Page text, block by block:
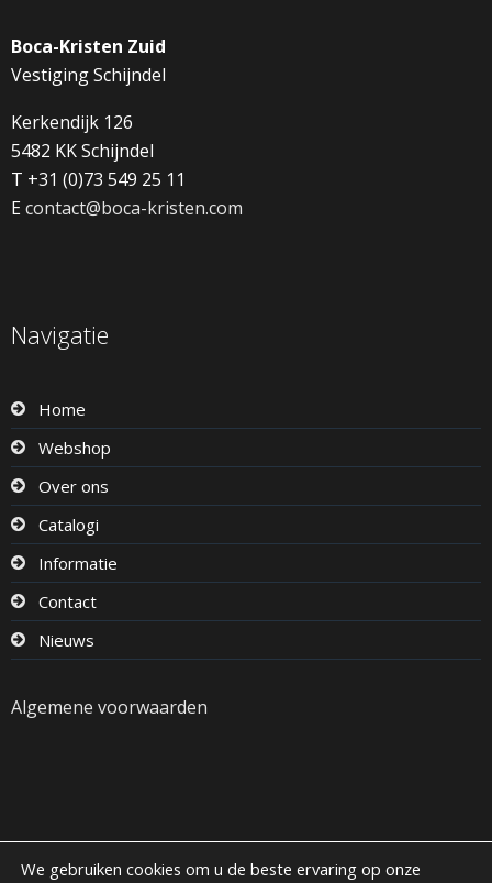
Boca-Kristen Zuid
Vestiging Schijndel
Kerkendijk 126
5482 KK Schijndel
T +31 (0)73 549 25 11
Econtact@boca-kristen.com
Navigatie
Home
Webshop
Over ons
Catalogi
Informatie
Contact
Nieuws
Algemene voorwaarden
We gebruiken cookies om u de beste ervaring op onze